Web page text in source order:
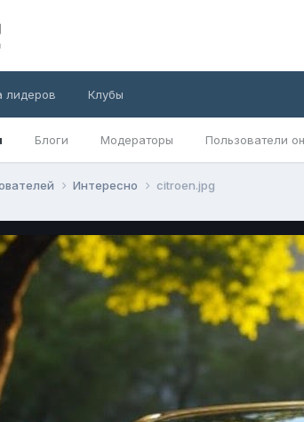
Блоги Модераторы Пользователи
лидеров Клубы
Интересно citroen.jpg